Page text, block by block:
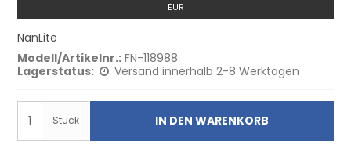
EUR
NanLite
Modell/Artikelnr.: FN-118988
Lagerstatus:
Versand innerhalb 2-8 Werktagen
Stück IN DEN WARENKORB